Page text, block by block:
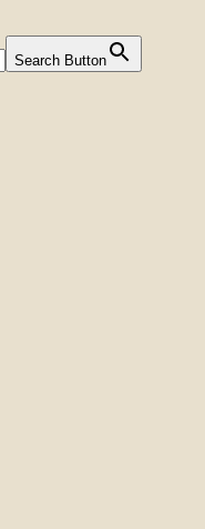
Search Button